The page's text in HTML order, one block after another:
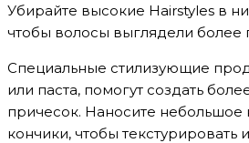
Убирайте высокие Hairstyles в
чтобы волосы выглядели более
Специальные стилизующие
или паста, помогут создать
причесок. Наносите небольшое
кончики, чтобы текстурировать